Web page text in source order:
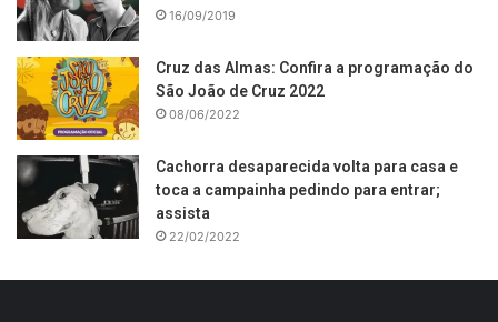
16/09/2019
Cruz das Almas: Confira a programação do
São João de Cruz 2022
08/06/2022
Cachorra desaparecida volta para casa e
toca a campainha pedindo para entrar;
assista
22/02/2022